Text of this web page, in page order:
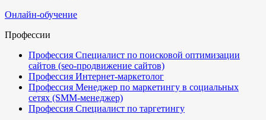
Онлайн-обучение
Профессии
Профессия Специалист по поисковой оптимизации
сайтов (seo-продвижение сайтов)
Профессия Интернет-маркетолог
Профессия Менеджер по маркетингу в социальных
сетях (SMM-менеджер)
Профессия Специалист по таргетингу